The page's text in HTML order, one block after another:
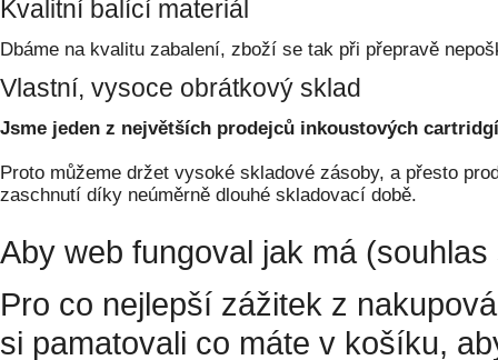
Kvalitní balící materiál
Dbáme na kvalitu zabalení, zboží se tak při přepravě
Vlastní, vysoce obrátkový sklad
Jsme jeden z největších prodejců inkoustových
Proto můžeme držet vysoké skladové zásoby, a přesto
zaschnutí díky neúměrně dlouhé skladovací době.
Aby web fungoval jak má
Pro co nejlepší zážitek z
si pamatovali co máte v košíku,